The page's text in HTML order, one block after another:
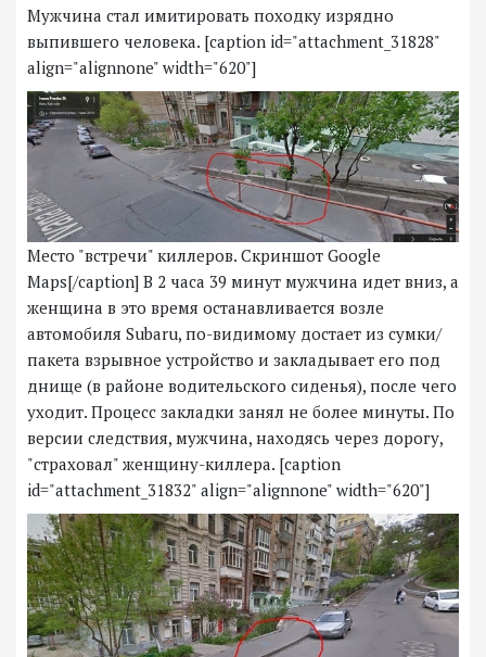
Мужчина стал имитировать походку изрядно
выпившего человека. [caption id="attachment_31828"
align="alignnone" width="620"]
Место "встречи" киллеров. Скриншот Google
Maps[/caption] В 2 часа 39 минут мужчина идет вниз, а
женщина в это время останавливается возле
автомобиля Subaru, по-видимому достает из сумки/
пакета взрывное устройство и закладывает его под
днище (в районе водительского сиденья), после чего
уходит. Процесс закладки занял не более минуты. По
версии следствия, мужчина, находясь через дорогу,
"страховал" женщину-киллера. [caption
id="attachment_31832" align="alignnone" width="620"]